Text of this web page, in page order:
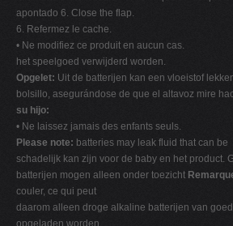
apontado 6. Close the flap.
6. Refermez le cache.
• Ne modifiez ce produit en aucun cas.
het speelgoed verwijderd worden.
Opgelet: Uit de batterijen kan een vloeistof
bolsillo, asegurándose de que el altavoz mire
su hijo:
• Ne laissez jamais des enfants seuls.
Please note: batteries may leak fluid that can be
schadelijk kan zijn voor de baby en het product.
batterijen mogen alleen onder toezicht
couler, ce qui peut
daarom alleen droge alkaline batterijen van